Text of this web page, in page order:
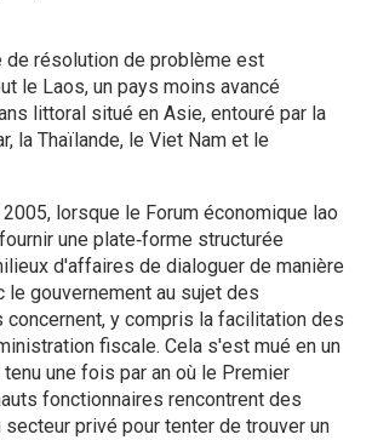
de résolution de problème est
le Laos, un pays moins avancé
littoral situé en Asie, entouré par la
la Thaïlande, le Viet Nam et le
lorsque le Forum économique lao
une plate‑forme structurée
d'affaires de dialoguer de manière
le gouvernement au sujet des
y compris la facilitation des
fiscale. Cela s'est mué en un
une fois par an où le Premier
fonctionnaires rencontrent des
privé pour tenter de trouver un